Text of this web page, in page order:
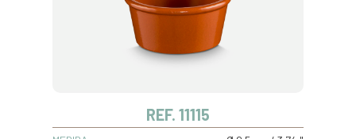
REF. 11115